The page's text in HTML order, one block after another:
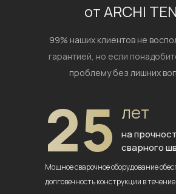
от ARCHI
99% наших клиентов не
гарантией, но если
проблему без лишних
25 лет
на
сварного
Мощное сварочное оборудование
долговечностьконструкции в